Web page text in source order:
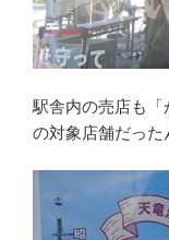
駅舎内の売店も「
の対象店舗だった